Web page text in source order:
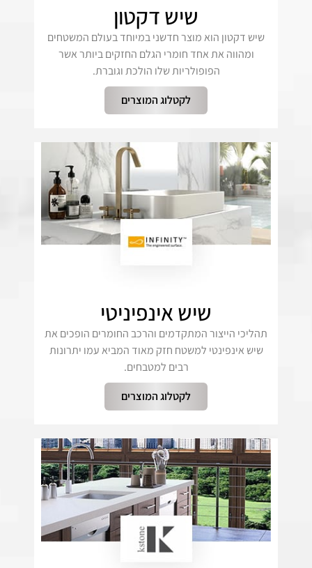
שיש דקטון
שיש דקטון הוא מוצר חדשני במיוחד בעולם המשטחים
ומהווה את אחד חומרי הגלם החזקים ביותר אשר
הפופולריות שלו הולכת וגוברת.
לקטלוג המוצרים
שיש אינפיניטי
תהליכי הייצור המתקדמים והרכב החומרים הופכים את
שיש אינפינטי למשטח חזק מאוד המביא עמו יתרונות
רבים למטבחים.
לקטלוג המוצרים